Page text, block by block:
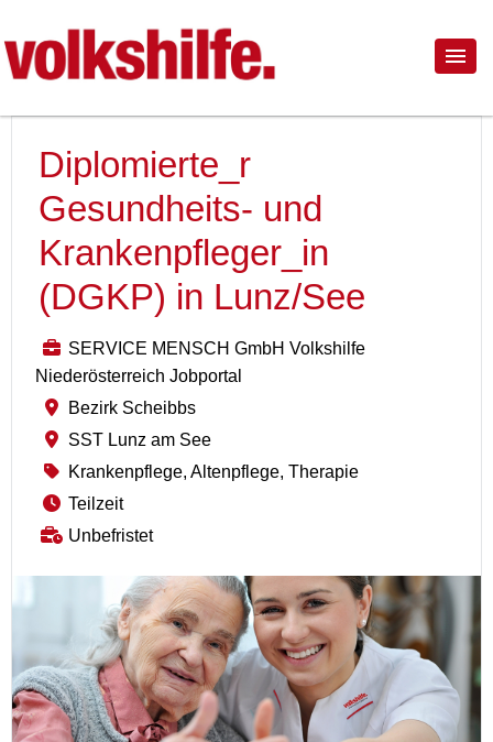
Diplomierte_r
Gesundheits- und
Krankenpfleger_in
(DGKP) in Lunz/See
SERVICE MENSCH GmbH Volkshilfe
Niederösterreich Jobportal
Bezirk Scheibbs
SST Lunz am See
Krankenpflege, Altenpflege, Therapie
Teilzeit
Unbefristet